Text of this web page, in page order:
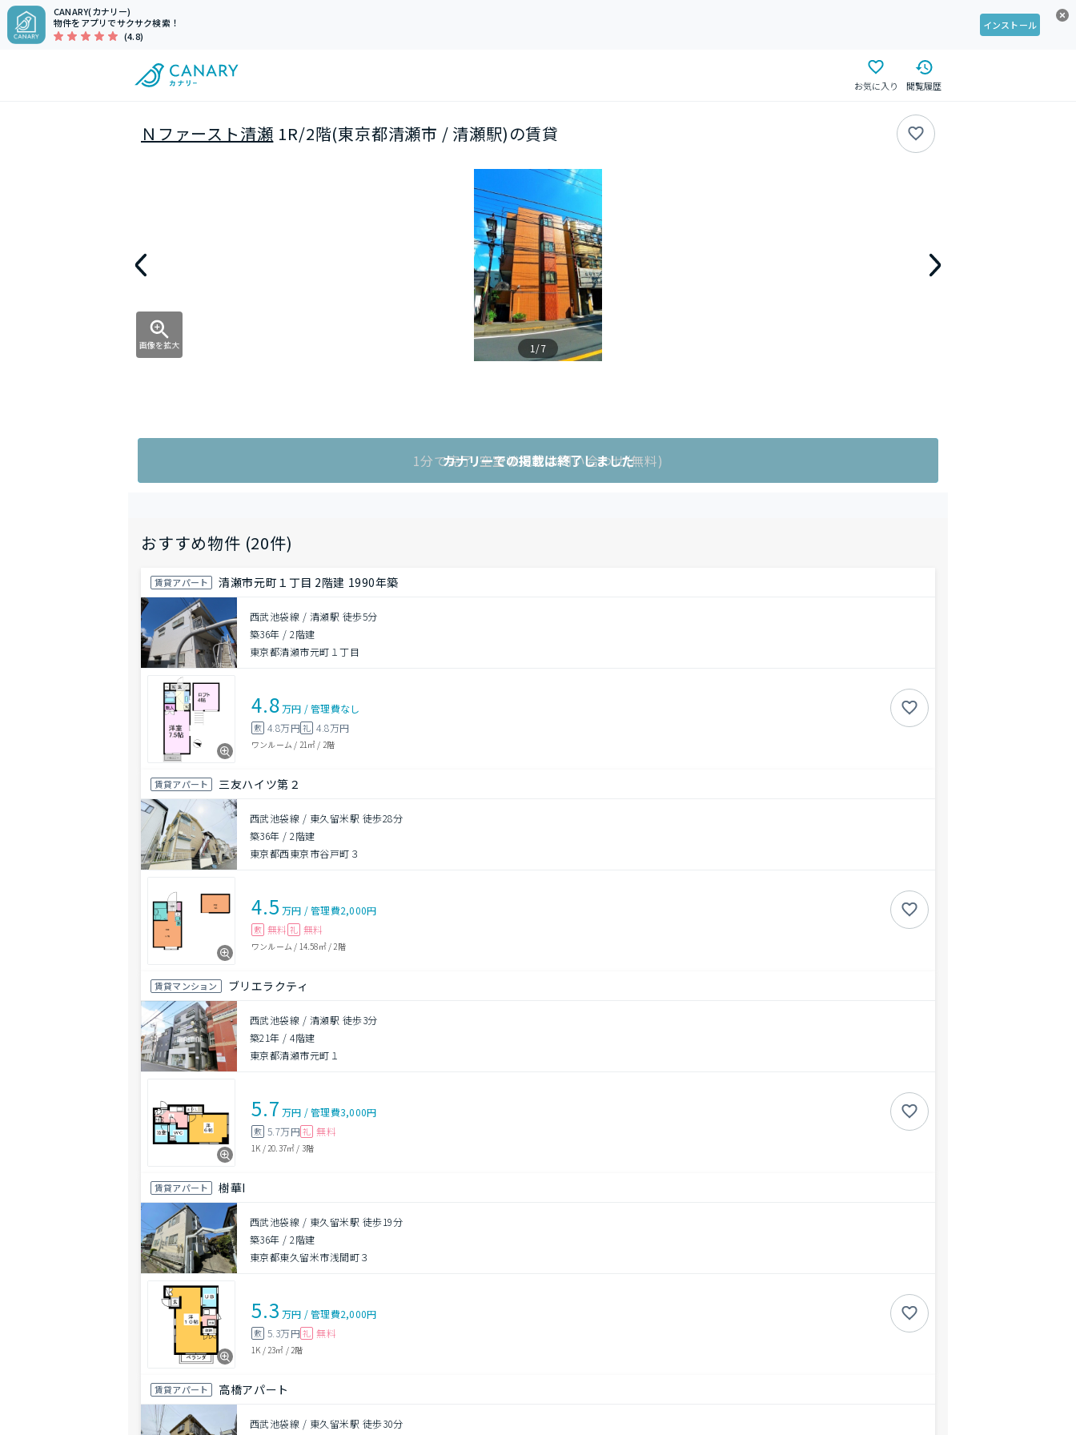
CANARY(カナリー)
物件をアプリでサクサク検索！
(4.8)
インストール
お気に入り 閲覧履歴
Ｎファースト清瀬 1R/2階(東京都清瀬市 / 清瀬駅)の賃貸
画像を拡大 1/7
1分で完了!空室状況をお問い合わせ(無料)
カナリーでの掲載は終了しました
おすすめ物件 (20件)
賃貸アパート 清瀬市元町１丁目 2階建 1990年築
西武池袋線 / 清瀬駅 徒歩5分
築36年 /2階建
東京都清瀬市元町１丁目
4.8万円 /管理費なし
敷 4.8万円礼 4.8万円
ワンルーム / 21㎡ / 2階
賃貸アパート 三友ハイツ第２
西武池袋線 / 東久留米駅 徒歩28分
築36年 /2階建
東京都西東京市谷戸町３
4.5 万円 /管理費2,000円
敷 無料 礼 無料
ワンルーム / 14.58㎡/ 2階
賃貸マンション ブリエラクティ
西武池袋線 / 清瀬駅 徒歩3分
築21年 /4階建
東京都清瀬市元町１
5.7 万円 /管理費3,000円
敷 5.7万円 礼 無料
1K / 20.37㎡ / 3階
賃貸アパート 樹華I
西武池袋線 / 東久留米駅 徒歩19分
築36年 /2階建
東京都東久留米市浅間町３
5.3 万円 /管理費2,000円
敷 5.3万円 礼 無料
1K / 23㎡ / 2階
賃貸アパート 高橋アパート
西武池袋線 / 東久留米駅 徒歩30分